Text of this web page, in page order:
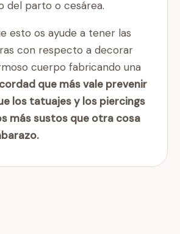
del parto o cesárea.
esto os ayude a tener las
con respecto a decorar
cuerpo fabricando una
que más vale prevenir
los tatuajes y los piercings
más sustos que otra cosa